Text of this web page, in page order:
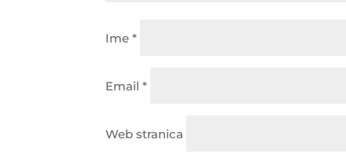
Ime*
Email*
Web stranica